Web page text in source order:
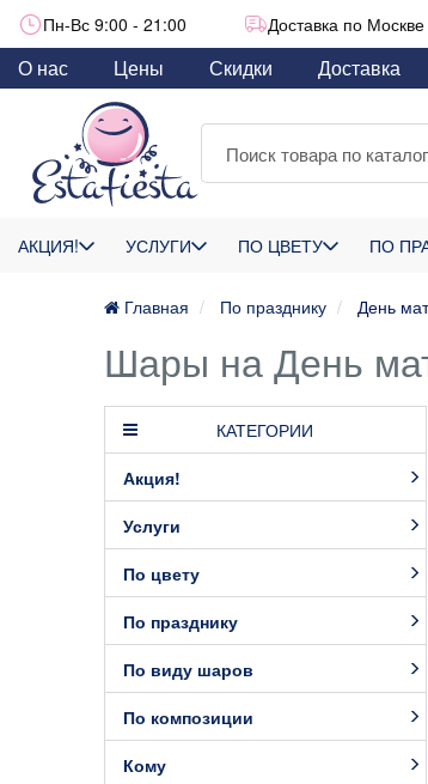
Пн-Вс 9:00 - 21:00 Доставка по
О нас Цены Скидки Доставка
АКЦИЯ! УСЛУГИ ПО ЦВЕТУ ПО
Главная По празднику День
Шары на День
КАТЕГОРИИ
Акция!
Услуги
По цвету
По празднику
По виду шаров
По композиции
Кому